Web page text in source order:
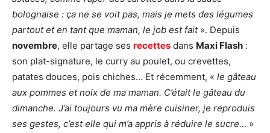
bolognaise : ça ne se voit pas, mais je mets des légumes
partout et en tant que maman, le job est fait». Depuis
novembre, elle partage ses recettes dans Maxi Flash :
son plat-signature, le curry au poulet, ou crevettes,
patates douces, pois chiches… Et récemment, « le gâteau
aux pommes et noix de ma maman. C’était le gâteau du
dimanche. J’ai toujours vu ma mère cuisiner, je reproduis
ses gestes, c’est elle qui m’a appris à réduire le sucre… »